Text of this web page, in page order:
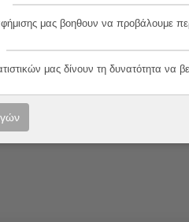
& Μαργαρίτα Ζαχαριάδου
μας βοηθουν να προβάλουμε
μας δίνουν τη δυνατότητα να